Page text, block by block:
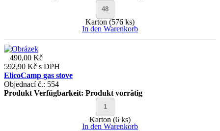
Karton (576 ks)
In den Warenkorb
490,00 Kč
592,90 Kč s DPH
ElicoCamp gas stove
Objednací č.: 554
Produkt Verfügbarkeit: Produkt vorrätig
Karton (6 ks)
In den Warenkorb